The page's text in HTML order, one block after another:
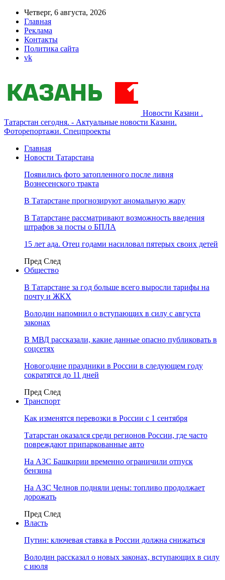
Четверг, 6 августа, 2026
Главная
Реклама
Контакты
Политика сайта
vk
Новости Казани .
Татарстан сегодня. - Актуальные новости Казани.
Фоторепортажи. Спецпроекты
Главная
Новости Татарстана
Появились фото затопленного после ливня
Вознесенского тракта
В Татарстане прогнозируют аномальную жару
В Татарстане рассматривают возможность введения
штрафов за посты о БПЛА
15 лет ада. Отец годами насиловал пятерых своих детей
Пред След
Общество
В Татарстане за год больше всего выросли тарифы на
почту и ЖКХ
Володин напомнил о вступающих в силу с августа
законах
В МВД рассказали, какие данные опасно публиковать в
соцсетях
Новогодние праздники в России в следующем году
сократятся до 11 дней
Пред След
Транспорт
Как изменятся перевозки в России с 1 сентября
Татарстан оказался среди регионов России, где часто
повреждают припаркованные авто
На АЗС Башкирии временно ограничили отпуск
бензина
На АЗС Челнов подняли цены: топливо продолжает
дорожать
Пред След
Власть
Путин: ключевая ставка в России должна снижаться
Володин рассказал о новых законах, вступающих в силу
с июля